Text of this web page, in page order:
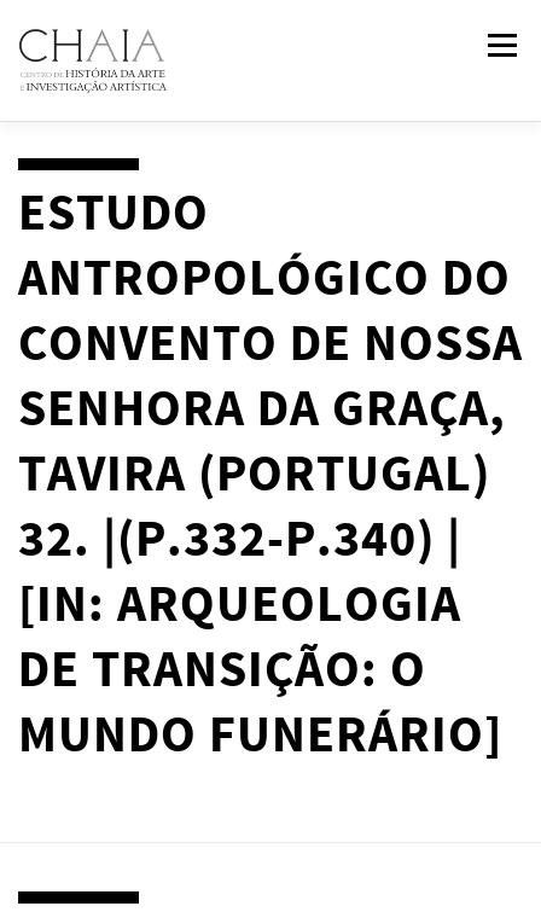
content
Menu
PUBLICATIONS NEWS EVENTS IN2 PAST
ESTUDO
ANTROPOLÓGICO DO
CONVENTO DE NOSSA
SENHORA DA GRAÇA,
TAVIRA (PORTUGAL)
32. |(P.332-P.340) |
[IN: ARQUEOLOGIA
DE TRANSIÇÃO: O
MUNDO FUNERÁRIO]